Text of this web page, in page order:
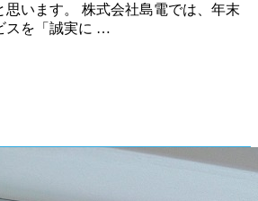
思います。 株式会社島電では、年末
スを「誠実に …